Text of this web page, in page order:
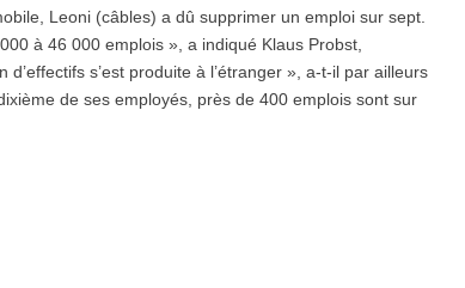
Leoni (câbles) a dû supprimer un emploi sur sept.
à 46 000 emplois », a indiqué Klaus Probst,
s’est produite à l’étranger », a-t-il par ailleurs
de ses employés, près de 400 emplois sont sur